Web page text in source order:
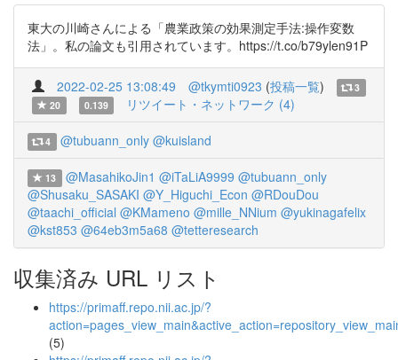
東大の川崎さんによる「農業政策の効果測定手法:操作変数
法」。私の論文も引用されています。https://t.co/b79ylen91P
2022-02-25 13:08:49 @tkymti0923 (投稿一覧)
3
20
0.139 リツイート・ネットワーク (4)
4 @tubuann_only @kuisland
13 @MasahikoJin1 @iTaLiA9999 @tubuann_only
@Shusaku_SASAKI @Y_Higuchi_Econ @RDouDou
@taachi_official @KMameno @mille_NNium @yukinagafelix
@kst853 @64eb3m5a68 @tetteresearch
収集済み URL リスト
https://primaff.repo.nii.ac.jp/?
(5)